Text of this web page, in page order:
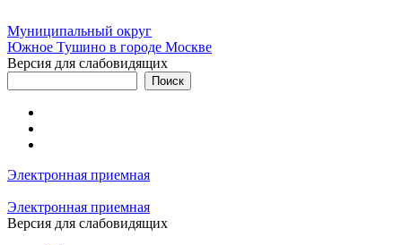
Муниципальный округ
Южное Тушино в городе Москве
Версия для слабовидящих
Электронная приемная
Электронная приемная
Версия для слабовидящих